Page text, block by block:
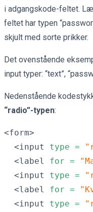
i adgangskode-feltet.
feltet har typen
skjult med sorte prikker.
Det ovenstående
input typer: “text”,
Nedenstående
“radio”-typen:
<form>
  <input
type =
  <label
for =
  <input
type =
  <label
for =
  <input
type =